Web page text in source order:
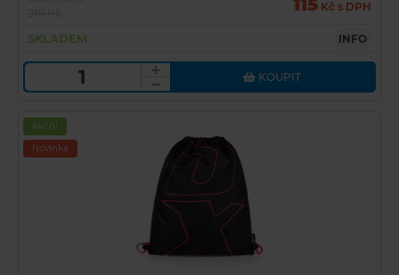
115 Kč s DPH
SKLADEM INFO
KOUPIT
Akční
Novinka